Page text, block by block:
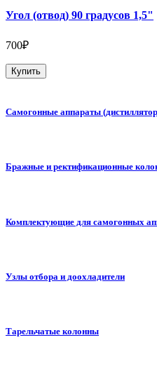
Угол (отвод) 90 градусов 1,5"
700₽
Купить
Самогонные аппараты
Бражные и ректификационные
Комплектующие для самогонных
Узлы отбора и доохладители
Тарельчатые колонны